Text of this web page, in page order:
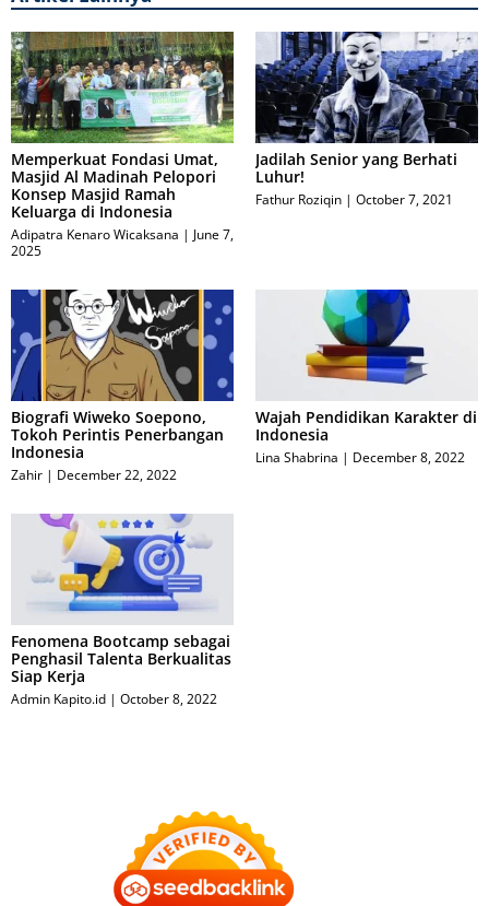
Memperkuat Fondasi Umat,
Masjid Al Madinah Pelopori
Konsep Masjid Ramah
Keluarga di Indonesia
Adipatra Kenaro Wicaksana
June 7,
2025
Jadilah Senior yang Berhati
Luhur!
Fathur Roziqin October 7, 2021
Biografi Wiweko Soepono,
Tokoh Perintis Penerbangan
Indonesia
Zahir December 22, 2022
Wajah Pendidikan Karakter di
Indonesia
Lina Shabrina December 8, 2022
Fenomena Bootcamp sebagai
Penghasil Talenta Berkualitas
Siap Kerja
Admin Kapito.id October 8, 2022